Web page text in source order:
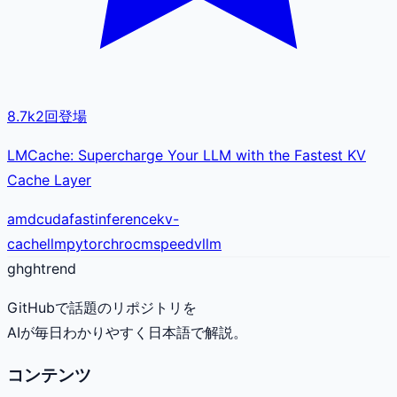
8.7k2回登場
LMCache: Supercharge Your LLM with the Fastest KV
Cache Layer
amdcudafastinferencekv-
cachellmpytorchrocmspeedvllm
ghghtrend
GitHubで話題のリポジトリを
AIが毎日わかりやすく日本語で解説。
コンテンツ